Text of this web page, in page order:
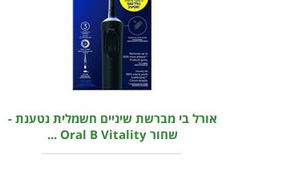
אורל בי מברשת שיניים חשמלית נטענת -
שחור Oral B Vitality ...